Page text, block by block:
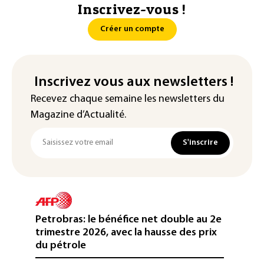
Inscrivez-vous !
Créer un compte
Inscrivez vous aux newsletters !
Recevez chaque semaine les newsletters du
Magazine d’Actualité.
S'inscrire
Petrobras: le bénéfice net double au 2e
trimestre 2026, avec la hausse des prix
du pétrole